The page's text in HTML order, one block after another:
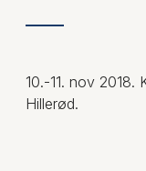
10.-11. nov 2018.
Hillerød.